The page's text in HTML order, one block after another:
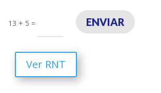
13 + 5 = ENVIAR
Ver RNT